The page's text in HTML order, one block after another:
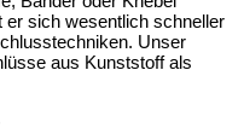
sich wesentlich schneller
Unser
aus Kunststoff als